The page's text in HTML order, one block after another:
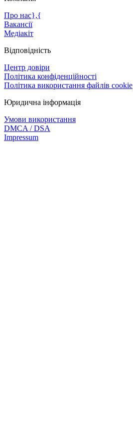
Про нас},{
Вакансії
Медіакіт
Відповідність
Центр довіри
Політика конфіденційності
Політика використання файлів cookie
Юридична інформація
Умови використання
DMCA / DSA
Impressum